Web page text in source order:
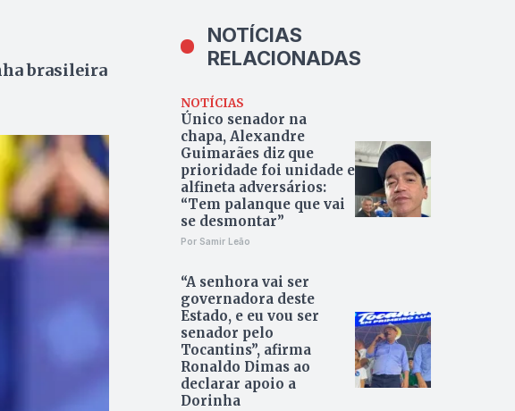
brasileira
NOTÍCIAS
RELACIONADAS
NOTÍCIAS
Único senador na
chapa, Alexandre
Guimarães diz que
prioridade foi unidade e
alfineta adversários:
“Tem palanque que vai
se desmontar”
Por Samir Leão
“A senhora vai ser
governadora deste
Estado, e eu vou ser
senador pelo
Tocantins”, afirma
Ronaldo Dimas ao
declarar apoio a
Dorinha